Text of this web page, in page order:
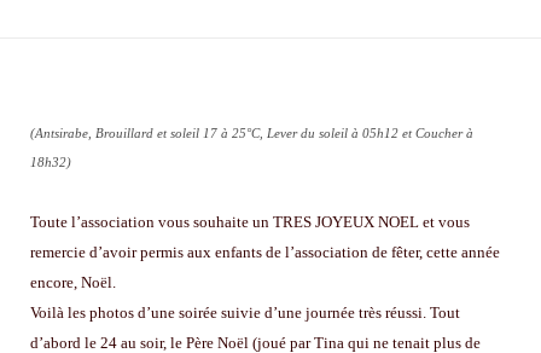
(Antsirabe, Brouillard et soleil 17 à 25°C, Lever du soleil à 05h12 et Coucher à
18h32)
Toute l’association vous souhaite un TRES JOYEUX NOEL et vous
remercie d’avoir permis aux enfants de l’association de fêter, cette année
encore, Noël.
Voilà les photos d’une soirée suivie d’une journée très réussi. Tout
d’abord le 24 au soir, le Père Noël (joué par Tina qui ne tenait plus de